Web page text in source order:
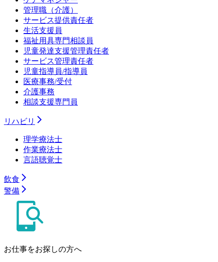
管理職（介護）
サービス提供責任者
生活支援員
福祉用具専門相談員
児童発達支援管理責任者
サービス管理責任者
児童指導員/指導員
医療事務/受付
介護事務
相談支援専門員
リハビリ
理学療法士
作業療法士
言語聴覚士
飲食
警備
お仕事をお探しの方へ